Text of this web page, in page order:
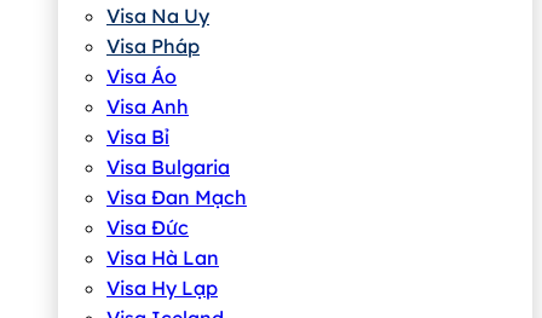
Visa Na Uy
Visa Pháp
Visa Áo
Visa Anh
Visa Bỉ
Visa Bulgaria
Visa Đan Mạch
Visa Đức
Visa Hà Lan
Visa Hy Lạp